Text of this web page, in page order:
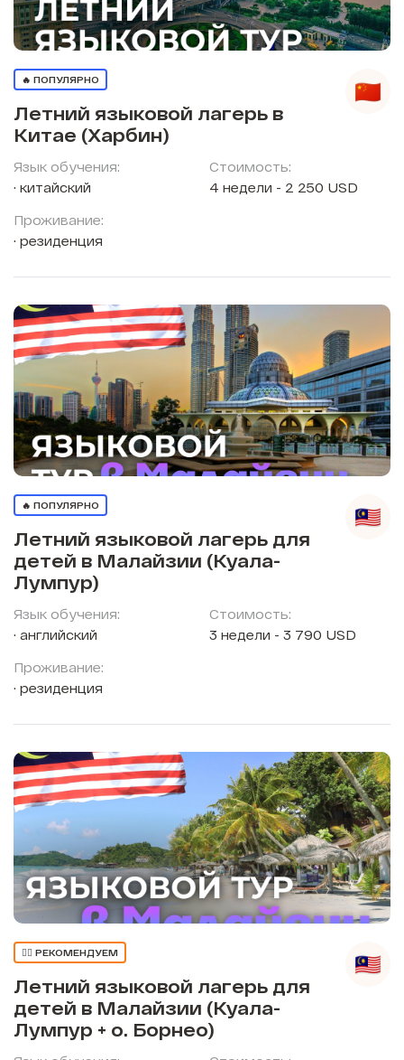
🔥 ПОПУЛЯРНО
Летний языковой лагерь в
Китае (Харбин)
Язык обучения:
китайский
Проживание:
резиденция
Стоимость:
4 недели - 2 250 USD
🔥 ПОПУЛЯРНО
Летний языковой лагерь для
детей в Малайзии (Куала-
Лумпур)
Язык обучения:
английский
Проживание:
резиденция
Стоимость:
3 недели - 3 790 USD
👍🏼 РЕКОМЕНДУЕМ
Летний языковой лагерь для
детей в Малайзии (Куала-
Лумпур + о. Борнео)